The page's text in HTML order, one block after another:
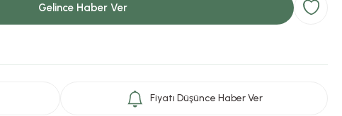
Gelince Haber Ver
Fiyatı Düşünce Haber Ver